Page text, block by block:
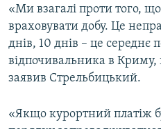
СВІДЧЕННЯ ОКУПАЦІЇ
УКРАЇНСЬКА ПРОБЛЕМА КРИМУ
ІНФОГРАФІКА
ДОЛУЧАЙСЯ!
Усі сайти RFE/RL
«Ми взагалі проти того,
враховувати добу. Це
днів, 10 днів – це середнє
відпочивальника в Криму,
заявив Стрельбицький.
«Якщо курортний платіж